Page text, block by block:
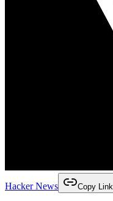
Hacker News Copy Link